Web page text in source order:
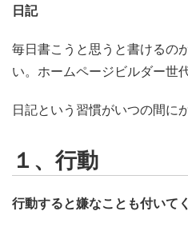
日記
毎日書こうと思うと書けるの
い。ホームページビルダー世
日記という習慣がいつの間に
１、行動
行動すると嫌なことも付いてく